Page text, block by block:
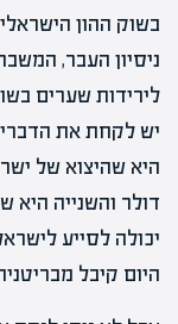
בשוק ההון
לירידות שערים
יש לקחת את
דולר והשנייה היא
יכולה לסייע
היום קיבל